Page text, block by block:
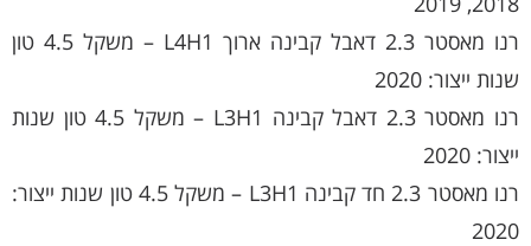
רנו מאסטר 2.3 דאבל קבינה ארוך L4H1 – משקל 4.5 טון
שנות ייצור: 2020
רנו מאסטר 2.3 דאבל קבינה L3H1 – משקל 4.5 טון שנות
ייצור: 2020
רנו מאסטר 2.3 חד קבינה L3H1 – משקל 4.5 טון שנות ייצור:
2020